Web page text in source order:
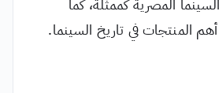
المصرية كممثلة، كما
المنتجات في تاريخ السينما.